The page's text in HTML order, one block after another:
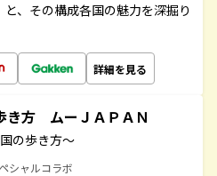
、その構成各国の魅力を深掘り
詳細を見る
き方 ムーＪＡＰＡＮ
の歩き方～
シャルコラボ